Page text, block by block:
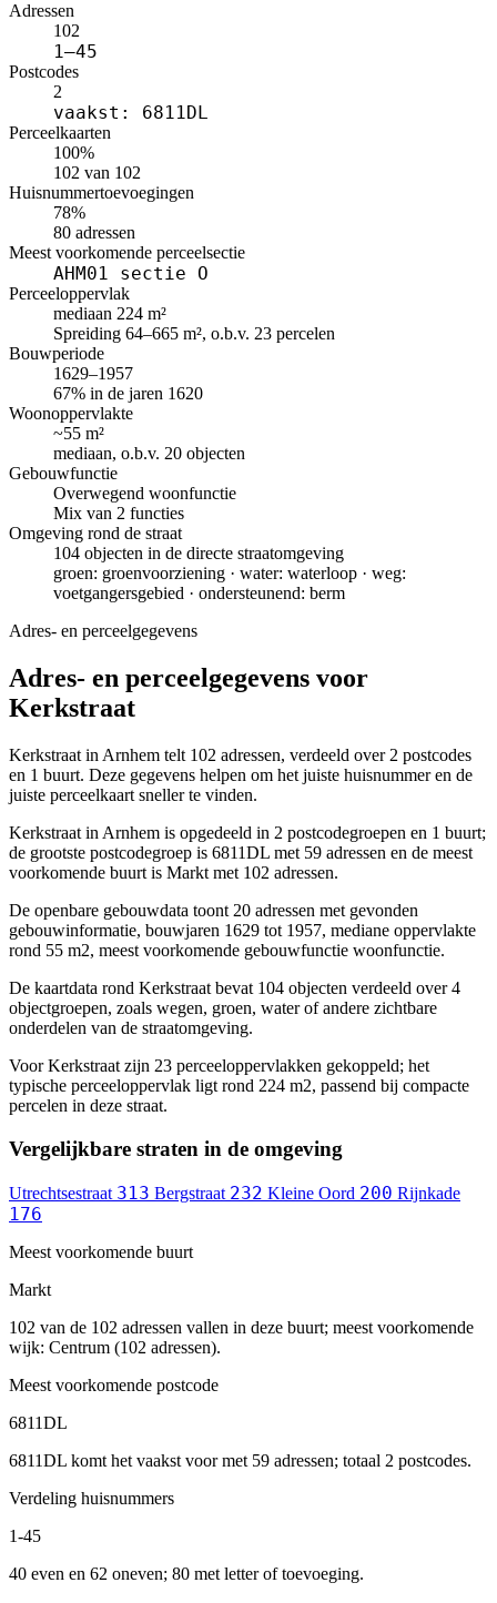
Adressen
102
1–45
Postcodes
2
vaakst: 6811DL
Perceelkaarten
100%
102 van 102
Huisnummertoevoegingen
78%
80 adressen
Meest voorkomende perceelsectie
AHM01 sectie O
Perceeloppervlak
mediaan 224 m²
Spreiding 64–665 m², o.b.v. 23 percelen
Bouwperiode
1629–1957
67% in de jaren 1620
Woonoppervlakte
~55 m²
mediaan, o.b.v. 20 objecten
Gebouwfunctie
Overwegend woonfunctie
Mix van 2 functies
Omgeving rond de straat
104 objecten in de directe straatomgeving
groen: groenvoorziening · water: waterloop · weg:
voetgangersgebied · ondersteunend: berm
Adres- en perceelgegevens
Adres- en perceelgegevens voor
Kerkstraat
Kerkstraat in Arnhem telt 102 adressen, verdeeld over 2 postcodes
en 1 buurt. Deze gegevens helpen om het juiste huisnummer en de
juiste perceelkaart sneller te vinden.
Kerkstraat in Arnhem is opgedeeld in 2 postcodegroepen en 1 buurt;
de grootste postcodegroep is 6811DL met 59 adressen en de meest
voorkomende buurt is Markt met 102 adressen.
De openbare gebouwdata toont 20 adressen met gevonden
gebouwinformatie, bouwjaren 1629 tot 1957, mediane oppervlakte
rond 55 m2, meest voorkomende gebouwfunctie woonfunctie.
De kaartdata rond Kerkstraat bevat 104 objecten verdeeld over 4
objectgroepen, zoals wegen, groen, water of andere zichtbare
onderdelen van de straatomgeving.
Voor Kerkstraat zijn 23 perceeloppervlakken gekoppeld; het
typische perceeloppervlak ligt rond 224 m2, passend bij compacte
percelen in deze straat.
Vergelijkbare straten in de omgeving
Utrechtsestraat 313 Bergstraat 232 Kleine Oord 200 Rijnkade
176
Meest voorkomende buurt
Markt
102 van de 102 adressen vallen in deze buurt; meest voorkomende
wijk: Centrum (102 adressen).
Meest voorkomende postcode
6811DL
6811DL komt het vaakst voor met 59 adressen; totaal 2 postcodes.
Verdeling huisnummers
1-45
40 even en 62 oneven; 80 met letter of toevoeging.